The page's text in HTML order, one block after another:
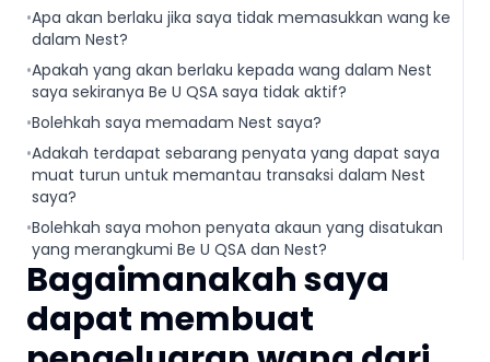
•Apa akan berlaku jika saya tidak memasukkan wang ke
dalam Nest?
•Apakah yang akan berlaku kepada wang dalam Nest
saya sekiranya Be U QSA saya tidak aktif?
•Bolehkah saya memadam Nest saya?
•Adakah terdapat sebarang penyata yang dapat saya
muat turun untuk memantau transaksi dalam Nest
saya?
•Bolehkah saya mohon penyata akaun yang disatukan
yang merangkumi Be U QSA dan Nest?
Bagaimanakah saya
dapat membuat